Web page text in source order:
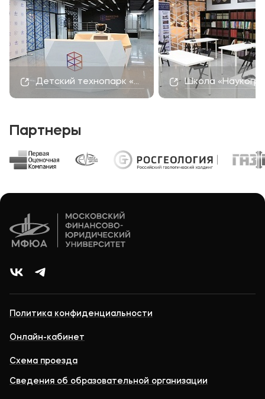
Детский технопарк «Наукоград» Школа
Партнеры
Политика конфиденциальности
Онлайн-кабинет
Схема проезда
Сведения об образовательной организации